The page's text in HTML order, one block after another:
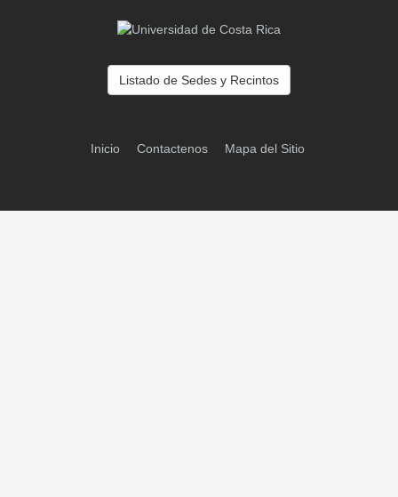
Listado de Sedes y Recintos
Inicio Contactenos Mapa del Sitio